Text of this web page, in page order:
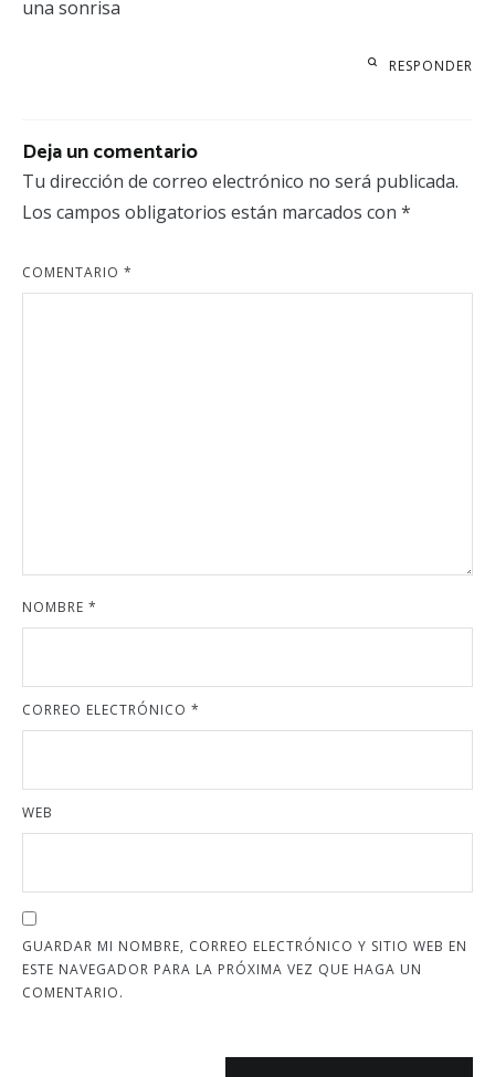
una sonrisa
RESPONDER
Deja un comentario
Tu dirección de correo electrónico no será publicada.
Los campos obligatorios están marcados con *
COMENTARIO *
NOMBRE *
CORREO ELECTRÓNICO *
WEB
GUARDAR MI NOMBRE, CORREO ELECTRÓNICO Y SITIO WEB EN
ESTE NAVEGADOR PARA LA PRÓXIMA VEZ QUE HAGA UN
COMENTARIO.